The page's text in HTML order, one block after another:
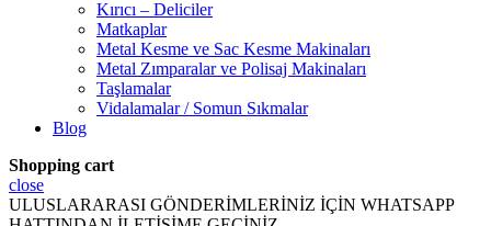
Kırıcı – Deliciler
Matkaplar
Metal Kesme ve Sac Kesme Makinaları
Metal Zımparalar ve Polisaj Makinaları
Taşlamalar
Vidalamalar / Somun Sıkmalar
Blog
Shopping cart
close
ULUSLARARASI GÖNDERİMLERİNİZ İÇİN WHATSAPP